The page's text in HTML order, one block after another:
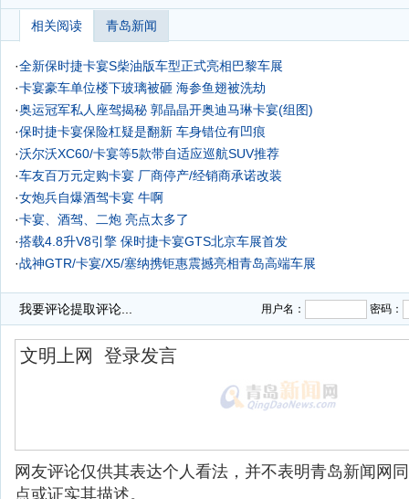
相关阅读 青岛新闻
·全新保时捷卡宴S柴油版车型正式亮相巴黎车展
·卡宴豪车单位楼下玻璃被砸 海参鱼翅被洗劫
·奥运冠军私人座驾揭秘 郭晶晶开奥迪马琳卡宴(组图)
·保时捷卡宴保险杠疑是翻新 车身错位有凹痕
·沃尔沃XC60/卡宴等5款带自适应巡航SUV推荐
·车友百万元定购卡宴 厂商停产/经销商承诺改装
·女炮兵自爆酒驾卡宴 牛啊
·卡宴、酒驾、二炮 亮点太多了
·搭载4.8升V8引擎 保时捷卡宴GTS北京车展首发
·战神GTR/卡宴/X5/塞纳携钜惠震撼亮相青岛高端车展
我要评论提取评论... 用户名： 密码：
网友评论仅供其表达个人看法，并不表明青岛新闻网
点或证实其描述。